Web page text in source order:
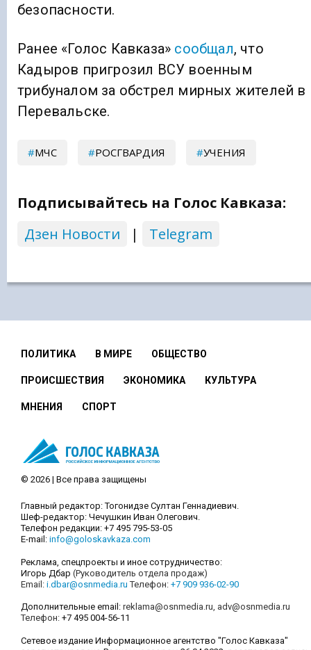
безопасности.
Ранее «Голос Кавказа» сообщал, что
Кадыров пригрозил ВСУ военным
трибуналом за обстрел мирных жителей в
Перевальске.
МЧС РОСГВАРДИЯ УЧЕНИЯ
Подписывайтесь на Голос Кавказа:
Дзен Новости
| Telegram
ПОЛИТИКА В МИРЕ ОБЩЕСТВО
ПРОИСШЕСТВИЯ ЭКОНОМИКА КУЛЬТУРА
МНЕНИЯ СПОРТ
© 2026 | Все права защищены
Главный редактор: Тогонидзе Султан Геннадиевич.
Шеф-редактор: Чечушкин Иван Олегович.
Телефон редакции: +7 495 795-53-05
E-mail: info@goloskavkaza.com
Реклама, спецпроекты и иное сотрудничество:
Игорь Дбар (Руководитель отдела продаж)
Email: i.dbar@osnmedia.ru Телефон: +7 909 936-02-90
Дополнительные email: reklama@osnmedia.ru, adv@osnmedia.ru
Телефон: +7 495 004-56-11
Сетевое издание Информационное агентство "Голос Кавказа"